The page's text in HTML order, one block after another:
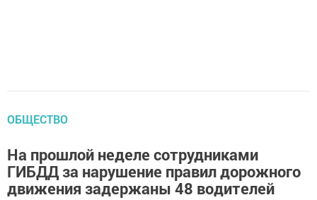
ОБЩЕСТВО
На прошлой неделе сотрудниками
ГИБДД за нарушение правил дорожного
движения задержаны 48 водителей